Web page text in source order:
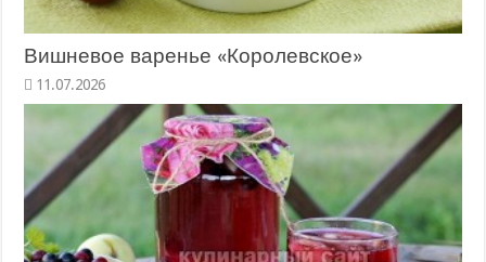
Вишневое варенье «Королевское»
11.07.2026